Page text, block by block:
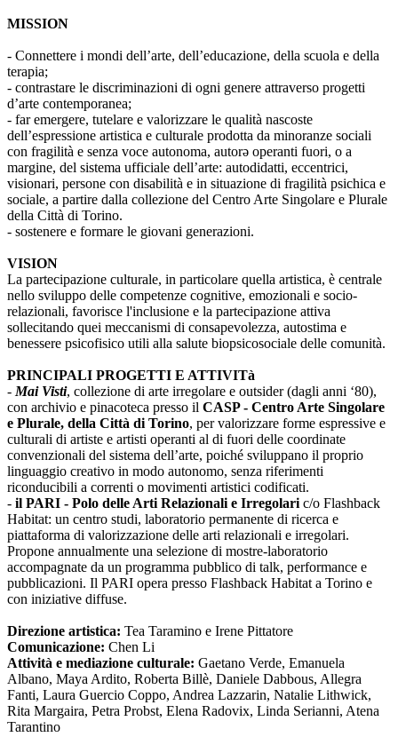
MISSION
- Connettere i mondi dell’arte, dell’educazione, della scuola e della
terapia;
- contrastare le discriminazioni di ogni genere attraverso progetti
d’arte contemporanea;
- far emergere, tutelare e valorizzare le qualità nascoste
dell’espressione artistica e culturale prodotta da minoranze sociali
con fragilità e senza voce autonoma, autorə operanti fuori, o a
margine, del sistema ufficiale dell’arte: autodidatti, eccentrici,
visionari, persone con disabilità e in situazione di fragilità psichica e
sociale, a partire dalla collezione del Centro Arte Singolare e Plurale
della Città di Torino.
- sostenere e formare le giovani generazioni.
VISION
La partecipazione culturale, in particolare quella artistica, è centrale
nello sviluppo delle competenze cognitive, emozionali e socio-
relazionali, favorisce l'inclusione e la partecipazione attiva
sollecitando quei meccanismi di consapevolezza, autostima e
benessere psicofisico utili alla salute biopsicosociale delle comunità.
PRINCIPALI PROGETTI E ATTIVITà
- Mai Visti, collezione di arte irregolare e outsider (dagli anni ‘80),
con archivio e pinacoteca presso il CASP - Centro Arte Singolare
e Plurale, della Città di Torino, per valorizzare forme espressive e
culturali di artiste e artisti operanti al di fuori delle coordinate
convenzionali del sistema dell’arte, poiché sviluppano il proprio
linguaggio creativo in modo autonomo, senza riferimenti
riconducibili a correnti o movimenti artistici codificati.
- il PARI - Polo delle Arti Relazionali e Irregolari c/o Flashback
Habitat: un centro studi, laboratorio permanente di ricerca e
piattaforma di valorizzazione delle arti relazionali e irregolari.
Propone annualmente una selezione di mostre-laboratorio
accompagnate da un programma pubblico di talk, performance e
pubblicazioni. Il PARI opera presso Flashback Habitat a Torino e
con iniziative diffuse.
Direzione artistica: Tea Taramino e Irene Pittatore
Comunicazione: Chen Li
Attività e mediazione culturale: Gaetano Verde, Emanuela
Albano, Maya Ardito, Roberta Billè, Daniele Dabbous, Allegra
Fanti, Laura Guercio Coppo, Andrea Lazzarin, Natalie Lithwick,
Rita Margaira, Petra Probst, Elena Radovix, Linda Serianni, Atena
Tarantino